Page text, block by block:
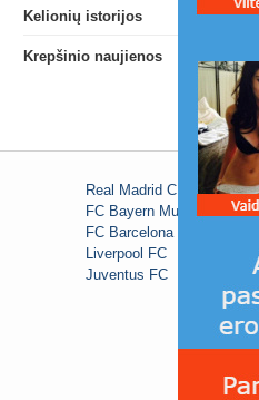
Kelionių istorijos
Krepšinio naujienos
Real Madrid C.F.
FC Bayern Munich
FC Barcelona
Liverpool FC
Juventus FC